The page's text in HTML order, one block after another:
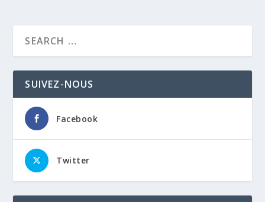
SUIVEZ-NOUS
Facebook
Twitter